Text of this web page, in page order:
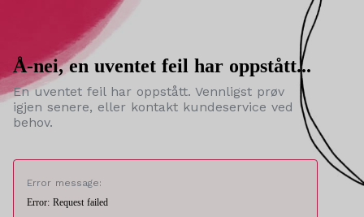
Å-nei, en uventet feil har oppstått...
En uventet feil har oppstått. Vennligst prøv
igjen senere, eller kontakt kundeservice ved
behov.
Error message:
Error: Request failed